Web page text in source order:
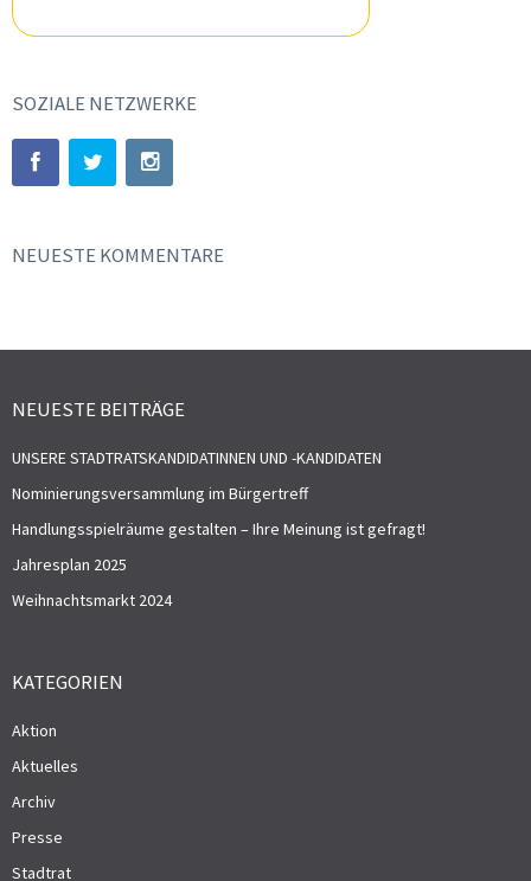
SOZIALE NETZWERKE
NEUESTE KOMMENTARE
NEUESTE BEITRÄGE
UNSERE STADTRATSKANDIDATINNEN UND -KANDIDATEN
Nominierungsversammlung im Bürgertreff
Handlungsspielräume gestalten – Ihre Meinung ist gefragt!
Jahresplan 2025
Weihnachtsmarkt 2024
KATEGORIEN
Aktion
Aktuelles
Archiv
Presse
Stadtrat